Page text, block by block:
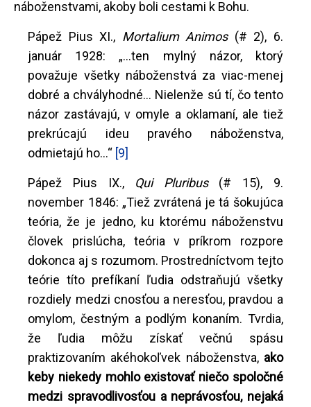
náboženstvami, akoby boli cestami k Bohu.
Pápež Pius XI., Mortalium Animos (# 2), 6.
január 1928: „...ten mylný názor, ktorý
považuje všetky náboženstvá za viac-menej
dobré a chvályhodné... Nielenže sú tí, čo tento
názor zastávajú, v omyle a oklamaní, ale tiež
prekrúcajú ideu pravého náboženstva,
odmietajú ho...“ [9]
Pápež Pius IX., Qui Pluribus (# 15), 9.
november 1846: „Tiež zvrátená je tá šokujúca
teória, že je jedno, ku ktorému náboženstvu
človek prislúcha, teória v príkrom rozpore
dokonca aj s rozumom. Prostredníctvom tejto
teórie títo prefíkaní ľudia odstraňujú všetky
rozdiely medzi cnosťou a neresťou, pravdou a
omylom, čestným a podlým konaním. Tvrdia,
že ľudia môžu získať večnú spásu
praktizovaním akéhokoľvek náboženstva, ako
keby niekedy mohlo existovať niečo spoločné
medzi spravodlivosťou a neprávosťou, nejaká